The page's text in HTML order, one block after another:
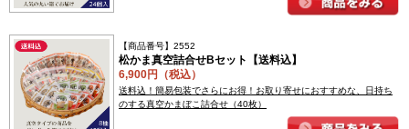
【商品番号】2552
松かま真空詰合せBセット【送料込】
6,900円（税込）
送料込！簡易包装でさらにお得！お取り寄せにおすすめな、日持ち
のする真空かまぼこ詰合せ（40枚）